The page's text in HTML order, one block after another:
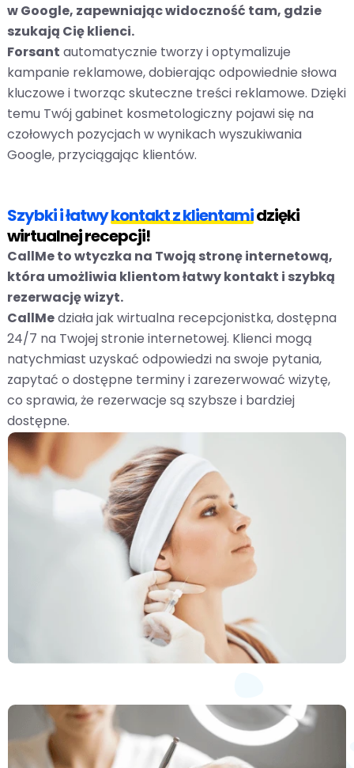
w Google, zapewniając widoczność tam, gdzie
szukają Cię klienci.
Forsant automatycznie tworzy i optymalizuje
kampanie reklamowe, dobierając odpowiednie słowa
kluczowe i tworząc skuteczne treści reklamowe. Dzięki
temu Twój gabinet kosmetologiczny pojawi się na
czołowych pozycjach w wynikach wyszukiwania
Google, przyciągając klientów.
Szybki i łatwykontakt z klientamidzięki
wirtualnej recepcji!
CallMe to wtyczka na Twoją stronę internetową,
która umożliwia klientom łatwy kontakt i szybką
rezerwację wizyt.
CallMedziała jak wirtualna recepcjonistka, dostępna
24/7 na Twojej stronie internetowej. Klienci mogą
natychmiast uzyskać odpowiedzi na swoje pytania,
zapytać o dostępne terminy i zarezerwować wizytę,
co sprawia, że rezerwacje są szybsze i bardziej
dostępne.